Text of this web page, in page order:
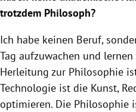
trotzdem Philosoph?
Ich habe keinen Beruf,
Tag aufzuwachen und
Herleitung zur Philosophie
Technologie ist die Kunst,
optimieren. Die Philosophie